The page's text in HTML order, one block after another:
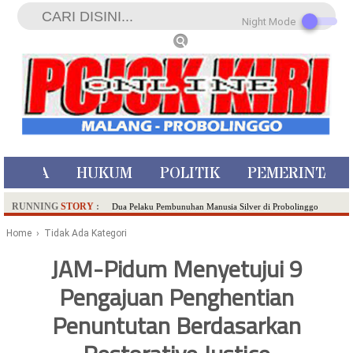
HUKUM POLITIK
RUNNING STORY : Dua Pelaku Pembunuhan Manusia Silver di Probolinggo
Literasi Melalui LASKAR JODA, Usung Filosofi Gelar Sehelai
Ambulance Dari Berbagai Daerah Padati Kota Wisata Batu
Hadirkan Tujuh Sapta Pesona Wisata di Amfiteater, Mikutopia
Buka Rekrutmen Karyawan,Berikut Kualifikasinya
Home › Tidak Ada Kategori
JAM-Pidum Menyetujui 9
Pengajuan Penghentian
Penuntutan Berdasarkan
Night Mode